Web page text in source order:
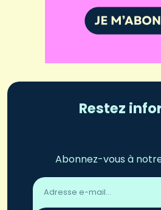
Restez
Abonnez-vous à
Adresse
email